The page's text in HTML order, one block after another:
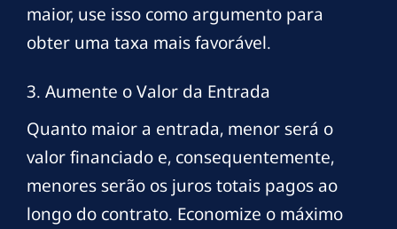
maior, use isso como argumento para
obter uma taxa mais favorável.
3. Aumente o Valor da Entrada
Quanto maior a entrada, menor será o
valor financiado e, consequentemente,
menores serão os juros totais pagos ao
longo do contrato. Economize o máximo